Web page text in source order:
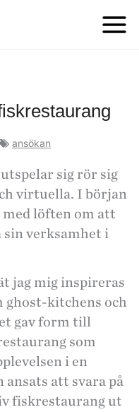
ansökan
sig rör sig
virtuella. I början
med löften om att
verksamhet i
jag mig inspireras
ghost-kitchens och
gav form till
som
i en
att svara på
fiskrestaurang ut